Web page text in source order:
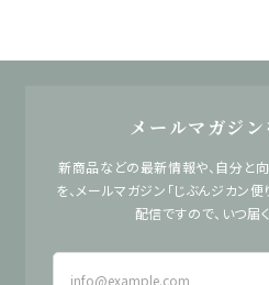
メールマガジ
新商品などの最新情報や、自分と
を、メールマガジン「じぶんジカン
配信ですので、いつ届